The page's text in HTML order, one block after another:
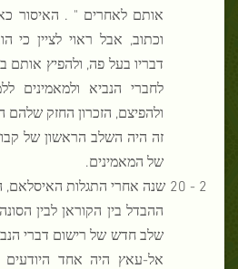
אותם לאחרים " . האיסור
וכתוב, אבל ראוי לציין
דבריו בעל פה, ולהפיץ אותם
לחברי הנביא ולמאמינים
ולהפיצם, הזכרון החזק
זה היה השלב הראשון של
של המאמינים.
2 - 20 שנה אחרי התגלות
ההבדל בין הקוראן לבין
שלב חדש של רישום דברי
אל-עאץ היה אחד